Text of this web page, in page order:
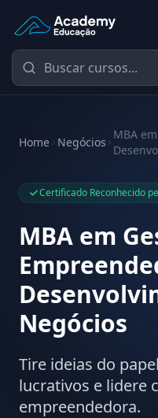
Academy Educação —
Home Negócios
MBA
Certificado Reconhecido
MBA em
Negócios
Tire ideias do
lucrativos e lidere
empreendedora.